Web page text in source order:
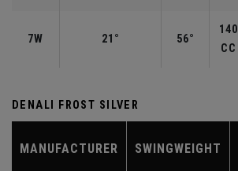
7W 21° 56°
140
CC
DENALI FROST SILVER
MANUFACTURER SWINGWEIGHT